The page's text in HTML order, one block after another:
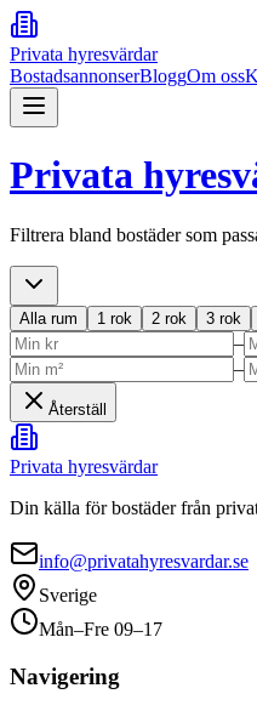
Privata hyresvärdar
BostadsannonserBloggOm oss
Privata
Filtrera bland bostäder som
Alla rum 1 rok 2 rok 3 rok
–
–
Återställ
Privata hyresvärdar
Din källa för bostäder från
info@privatahyresvardar.se
Sverige
Mån–Fre 09–17
Navigering